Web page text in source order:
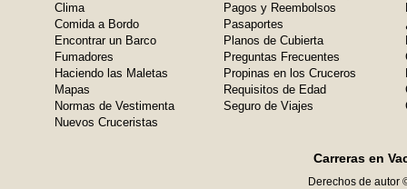
Clima
Comida a Bordo
Encontrar un Barco
Fumadores
Haciendo las Maletas
Mapas
Normas de Vestimenta
Nuevos Cruceristas
Pagos y Reembolsos
Pasaportes
Planos de Cubierta
Preguntas Frecuentes
Propinas en los Cruceros
Requisitos de Edad
Seguro de Viajes
Carreras en
Derechos de autor